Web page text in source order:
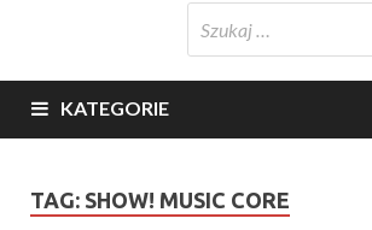
KATEGORIE
TAG: SHOW! MUSIC CORE